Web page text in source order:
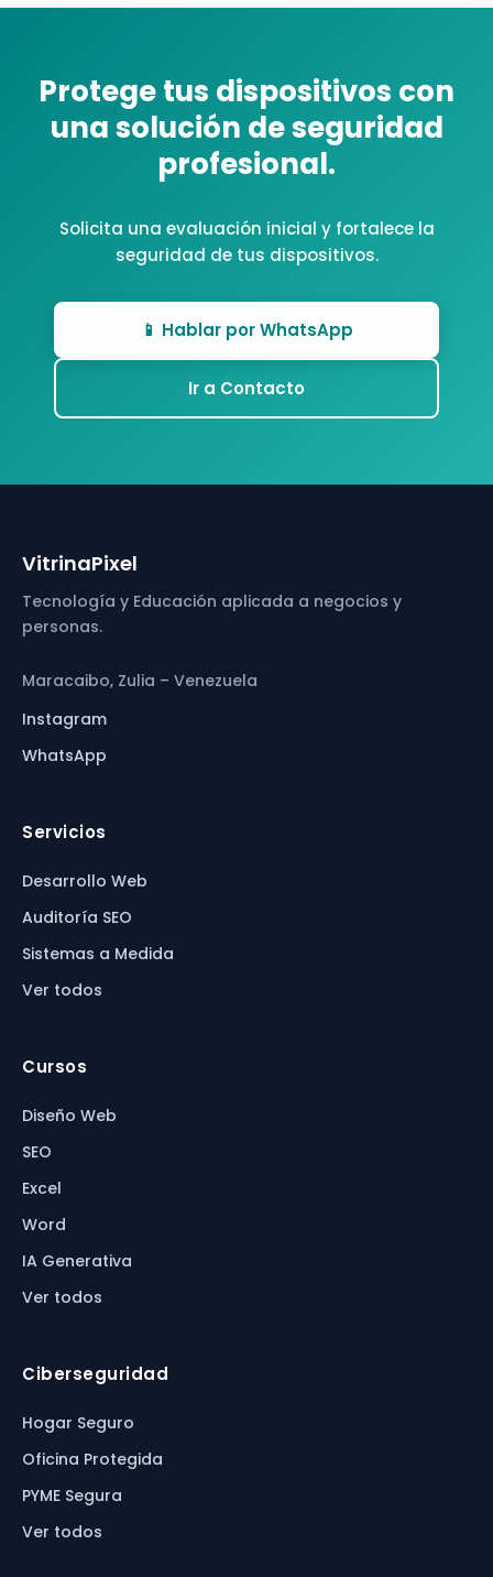
Protege tus dispositivos con
una solución de seguridad
profesional.
Solicita una evaluación inicial y fortalece la
seguridad de tus dispositivos.
📱 Hablar por WhatsApp
Ir a Contacto
VitrinaPixel
Tecnología y Educación aplicada a negocios y
personas.
Maracaibo, Zulia – Venezuela
Instagram
WhatsApp
Servicios
Desarrollo Web
Auditoría SEO
Sistemas a Medida
Ver todos
Cursos
Diseño Web
SEO
Excel
Word
IA Generativa
Ver todos
Ciberseguridad
Hogar Seguro
Oficina Protegida
PYME Segura
Ver todos